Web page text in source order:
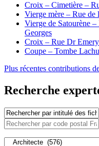
Croix – Cimetière –
Vierge mère – Rue de
Vierge de Satourène
Georges
Croix – Rue Dr
Coupe – Tombe
Plus récentes contributions
Recherche